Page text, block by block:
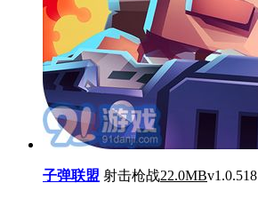
子弹联盟 射击枪战22.0MBv1.0.518